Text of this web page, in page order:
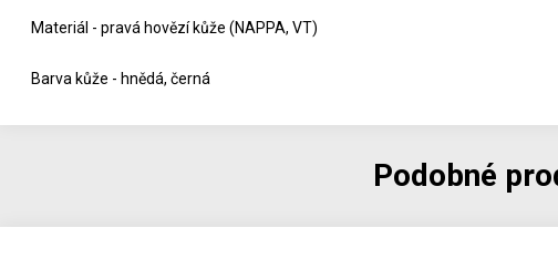
Materiál - pravá hovězí kůže (NAPPA, VT)
Barva kůže - hnědá, černá
Podobné